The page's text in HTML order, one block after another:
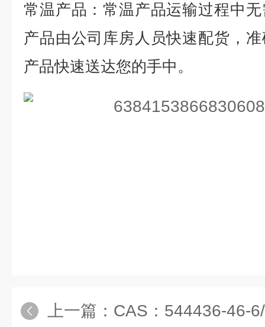
常温产品：常温产品运输过程中
产品由公司库房人员快速配货，
产品快速送达您的手中。
上一篇： CAS：544436-46-6/2,7-二溴-9-